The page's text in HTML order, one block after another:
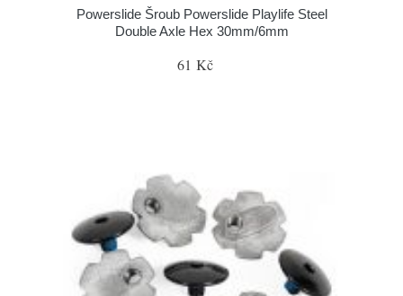
Powerslide Šroub Powerslide Playlife Steel
Double Axle Hex 30mm/6mm
61 Kč